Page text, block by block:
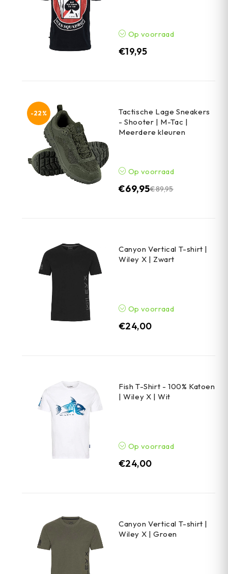
Op voorraad
€19,95
-22%
Tactische Lage Sneakers
- Shooter | M-Tac |
Meerdere kleuren
Op voorraad
€89,95
€69,95
Canyon Vertical T-shirt |
Wiley X | Zwart
Op voorraad
€24,00
Fish T-Shirt - 100% Katoen
| Wiley X | Wit
Op voorraad
€24,00
Canyon Vertical T-shirt |
Wiley X | Groen